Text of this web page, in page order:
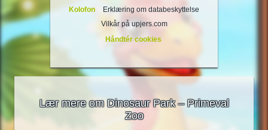
Kolofon
Erklæring om databeskyttelse
Vilkår på upjers.com
Håndtér cookies
Lær mere om Dinosaur Park – Primeval
Zoo